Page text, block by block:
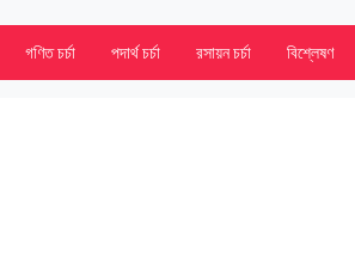
গণিত চর্চা পদার্থ চর্চা রসায়ন চর্চা বিশ্লেষণ